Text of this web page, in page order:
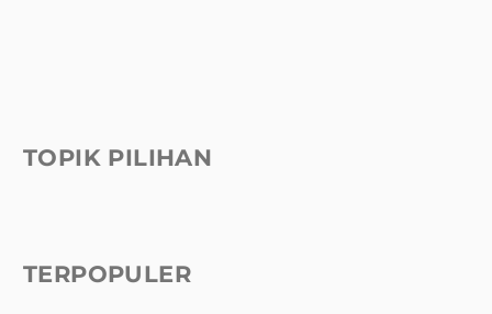
TOPIK PILIHAN
TERPOPULER